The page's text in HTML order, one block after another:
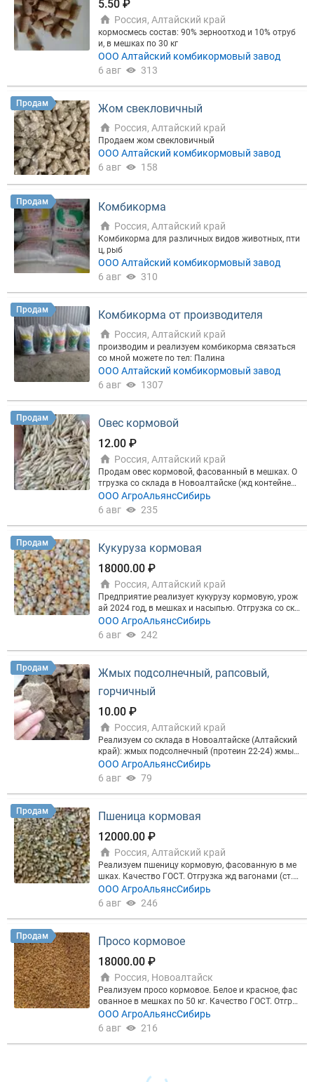
5.50 ₽
Россия, Алтайский край
кормосмесь состав: 90% зерноотход и 10% отруб
и, в мешках по 30 кг
ООО Алтайский комбикормовый завод
6 авг
313
Продам Жом свекловичный
Россия, Алтайский край
Продаем жом свекловичный
ООО Алтайский комбикормовый завод
6 авг
158
Продам Комбикорма
Россия, Алтайский край
Комбикорма для различных видов животных, пти
ц, рыб
ООО Алтайский комбикормовый завод
6 авг
310
Продам Комбикорма от производителя
Россия, Алтайский край
производим и реализуем комбикорма связаться
со мной можете по тел: Палина
ООО Алтайский комбикормовый завод
6 авг
1307
Продам
Овес кормовой
12.00 ₽
Россия, Алтайский край
Продам овес кормовой, фасованный в мешках. О
тгрузка со склада в Новоалтайске (жд контейнер,
авто транспорт). Осуществляем доставку до ваго
на жд ст.Алтайская, ст. Барнаул. Оформляем кар
ООО АгроАльянсСибирь
6 авг
235
Продам
Кукуруза кормовая
18000.00 ₽
Россия, Алтайский край
Предприятие реализует кукурузу кормовую, урож
ай 2024 год, в мешках и насыпью. Отгрузка со скл
ада в Новоалтайске авто транспортом и жд конт
ейнера. Организуем доставку до жд вагонов ст. А
ООО АгроАльянсСибирь
6 авг
242
Продам
Жмых подсолнечный, рапсовый,
горчичный
10.00 ₽
Россия, Алтайский край
Реализуем со склада в Новоалтайске (Алтайский
край): жмых подсолнечный (протеин 22-24) жмых
рапсовый (протеин 28-30) жмых горчичный хмых
расторопши Насыпь, в мешках, в биг-бэгах. Жмых
ра и авто транспорт. Организуем доставку до жд
ООО АгроАльянсСибирь
6 авг
79
Продам
Пшеница кормовая
12000.00 ₽
Россия, Алтайский край
Реализуем пшеницу кормовую, фасованную в ме
шках. Качество ГОСТ. Отгрузка жд вагонами (ст.
Алтайская, ст. Барнаул), контейнерами и авто тра
нспортом со склада в Новоалтайске.
ООО АгроАльянсСибирь
6 авг
246
Продам
Просо кормовое
18000.00 ₽
Россия, Новоалтайск
Реализуем просо кормовое. Белое и красное, фас
ованное в мешках по 50 кг. Качество ГОСТ. Отгру
зка жд контейнера и авто транспорт со склада в
Новоалтайске. Организуем доставку до вагона с
ООО АгроАльянсСибирь
6 авг
216